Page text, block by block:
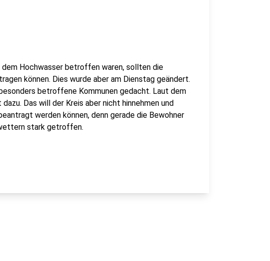
dem Hochwasser betroffen waren, sollten die
können. Dies wurde aber am Dienstag geändert.
betroffene Kommunen gedacht. Laut dem
Das will der Kreis aber nicht hinnehmen und
werden können, denn gerade die Bewohner
stark getroffen.